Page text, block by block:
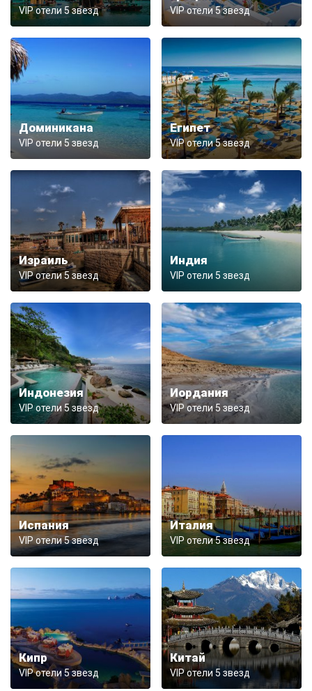
VIP отели 5 звезд VIP отели 5 звезд
Доминикана
VIP отели 5 звезд
Египет
VIP отели 5 звезд
Израиль
VIP отели 5 звезд
Индия
VIP отели 5 звезд
Индонезия
VIP отели 5 звезд
Иордания
VIP отели 5 звезд
Испания
VIP отели 5 звезд
Италия
VIP отели 5 звезд
Кипр
VIP отели 5 звезд
Китай
VIP отели 5 звезд